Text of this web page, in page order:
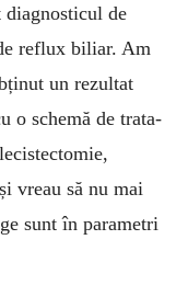
diagnosticul de
reflux biliar. Am
un re­zultat
o schemă de trata­
vreau să nu mai
sunt în parametri